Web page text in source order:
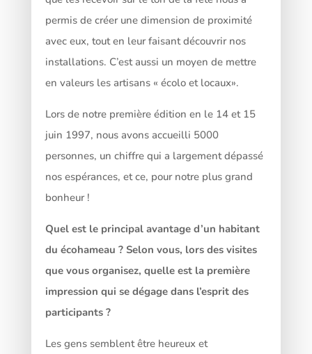
permis de créer une dimension de proximité
avec eux, tout en leur faisant découvrir nos
installations. C’est aussi un moyen de mettre
en valeurs les artisans « écolo et locaux».
Lors de notre première édition en le 14 et 15
juin 1997, nous avons accueilli 5000
personnes, un chiffre qui a largement dépassé
nos espérances, et ce, pour notre plus grand
bonheur !
Quel est le principal avantage d’un habitant
du écohameau ? Selon vous, lors des visites
que vous organisez, quelle est la première
impression qui se dégage dans l’esprit des
participants ?
Les gens semblent être heureux et